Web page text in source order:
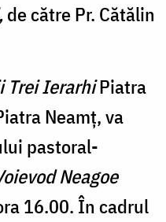
de către Pr. Cătălin
Trei IerarhiPiatra
Neamț, va
pastoral-
Neagoe
16.00. În cadrul